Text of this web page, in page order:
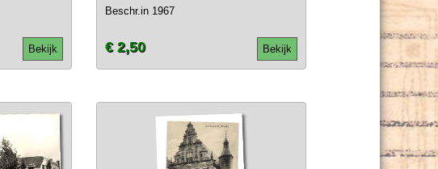
Bekijk
Beschr.in 1967
Bekijk
€ 2,50